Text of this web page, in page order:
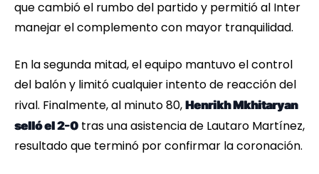
que cambió el rumbo del partido y permitió al Inter
manejar el complemento con mayor tranquilidad.
En la segunda mitad, el equipo mantuvo el control
del balón y limitó cualquier intento de reacción del
rival. Finalmente, al minuto 80, Henrikh Mkhitaryan
selló el 2-0 tras una asistencia de Lautaro Martínez,
resultado que terminó por confirmar la coronación.